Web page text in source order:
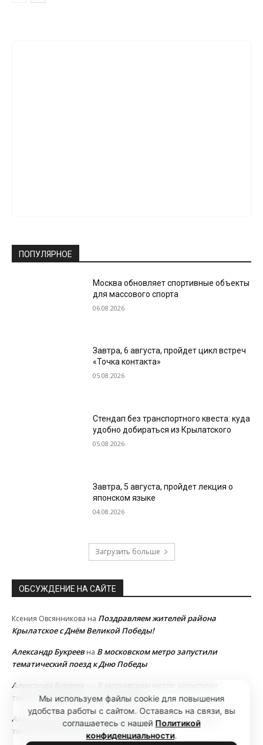
ПОПУЛЯРНОЕ
Москва обновляет спортивные объекты
для массового спорта
06.08.2026
Завтра, 6 августа, пройдет цикл встреч
«Точка контакта»
05.08.2026
Стендап без транспортного квеста: куда
удобно добираться из Крылатского
05.08.2026
Завтра, 5 августа, пройдет лекция о
японском языке
04.08.2026
Загрузить больше
ОБСУЖДЕНИЕ НА САЙТЕ
Ксения Овсянникова на Поздравляем жителей района
Крылатское с Днём Великой Победы!
Александр Букреевна В московском метро запустили
тематический поезд к Дню Победы
Александр Букреев
тематический поезд к Дню Победы
Александр Букреев на В московском метро запустили
тематический поезд к Дню Победы
Мы используем файлы cookie для повышения
удобства работы с сайтом. Оставаясь на связи, вы
соглашаетесь с нашей Политикой
конфиденциальности.